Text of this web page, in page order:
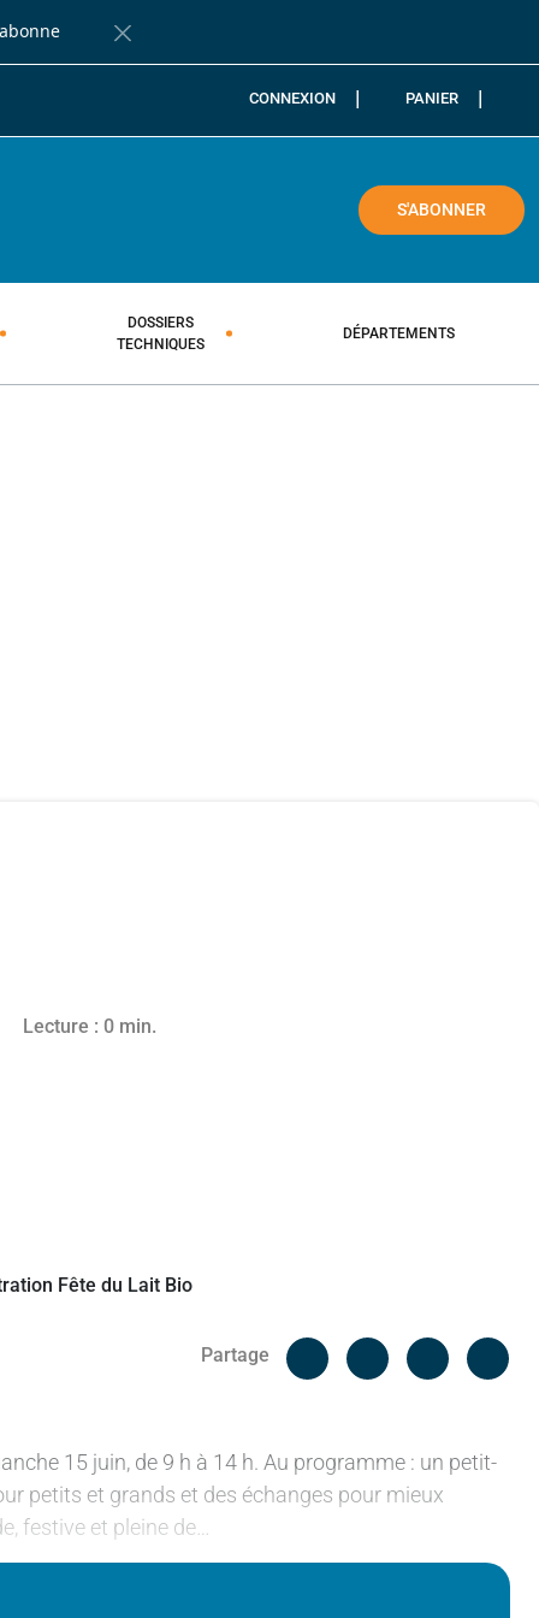
Fermer la barre de notification
CONNEXION PANIER
S'ABONNER
DOSSIERS
TECHNIQUES
DÉPARTEMENTS
2025
Lecture : 0 min.
Partage
Facebook
15 juin, de 9 h à 14 h. Au programme : un petit-
petits et grands et des échanges pour mieux
festive et pleine de…